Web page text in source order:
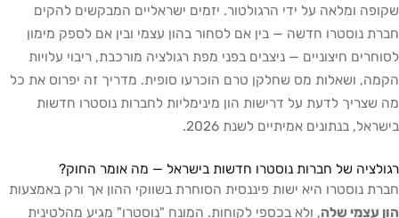
שקופה ומלאה על ידי הרגולטור. יזמים ישראליים המבקשים להקים
חברת נוסטרו חדשה — בין אם לסחור בהון עצמי ובין אם לספק מימון
לסוחרים חיצוניים — ניצבים בפני מפת רגולציה מורכבת, ריבוי עלויות
הקמה, ושאלות מס שחלקן טרם הוכרעו סופית. מדריך זה יפרוס את כל
מה שצריך לדעת על דרישות הון מינימליות לחברות נוסטרו חדשות
בישראל, בנתונים אמיתיים לשנת 2026.
רגולציה של חברות נוסטרו חדשות בישראל — מה אומר החוק?
חברת נוסטרו היא ישות פיננסית הסוחרת בשווקי ההון אך ורק באמצעות
הון עצמי שלה, ולא בכספי לקוחות. המונח "נוסטרו" מגיע מהלטינית